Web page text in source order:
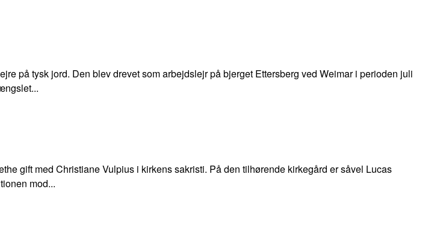
på tysk jord. Den blev drevet som arbejdslejr på bjerget Ettersberg ved Weimar i perioden juli
gift med Christiane Vulpius i kirkens sakristi. På den tilhørende kirkegård er såvel Lucas
mod...